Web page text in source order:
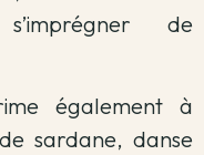
de
également à
sardane, danse